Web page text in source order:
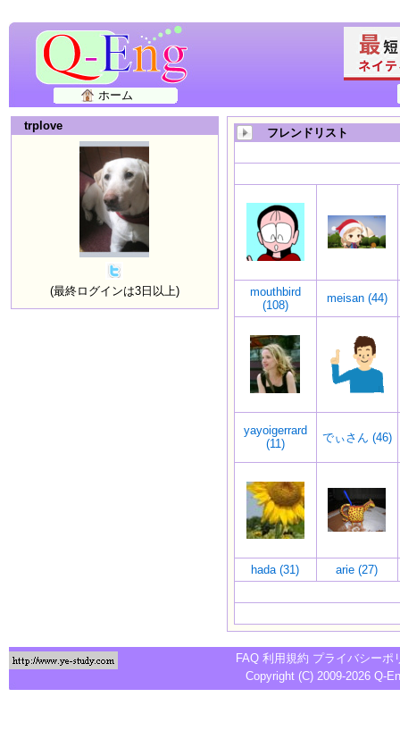
ホーム
trplove
(最終ログインは3日以上)
フレンドリスト
mouthbird
(108)
meisan (44)
yayoigerrard
(11)
でぃさん (46)
hada (31) arie (27)
FAQ 利用規約 プライバシーポ
Copyright (C) 2009-2026 Q-